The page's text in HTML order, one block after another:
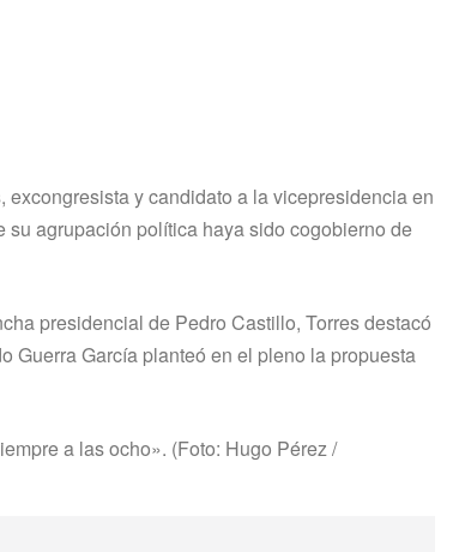
, excongresista y candidato a la vicepresidencia en
su agrupación política haya sido cogobierno de
presidencial de Pedro Castillo, Torres destacó
Guerra García planteó en el pleno la propuesta
a las ocho». (Foto: Hugo Pérez /